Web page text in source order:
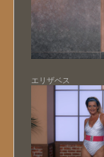
エリザベス